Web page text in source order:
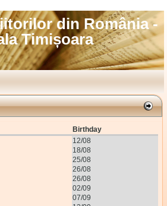
din România -
Timișoara
Birthday
12/08
18/08
25/08
26/08
26/08
02/09
07/09